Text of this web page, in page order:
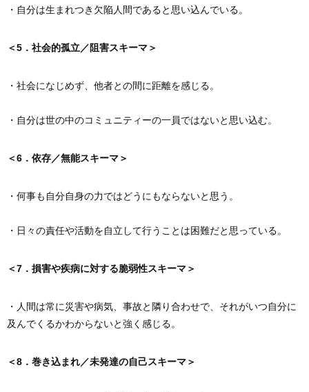
・自分は生まれつき欠陥人間であると思い込んでいる。
＜5．社会的孤立／阻害スキーマ＞
・社会になじめず、他者との間に距離を感じる。
・自分は世の中のコミュニティーの一員ではないと思い込む。
＜6．依存／無能スキーマ＞
・何事も自分自身の力ではどうにもならないと思う。
・日々の責任や活動を自立して行うことは困難だと思っている。
＜7．損害や疾病に対する脆弱性スキーマ＞
・人間は常に災害や病気、事故と隣り合わせで、それがいつ自分に
及んでくるかわからないと強く感じる。
＜8．巻き込まれ／未発達の自己スキーマ＞